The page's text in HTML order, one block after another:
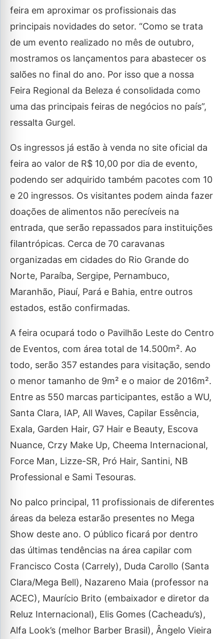
feira em aproximar os profissionais das
principais novidades do setor. “Como se trata
de um evento realizado no mês de outubro,
mostramos os lançamentos para abastecer os
salões no final do ano. Por isso que a nossa
Feira Regional da Beleza é consolidada como
uma das principais feiras de negócios no país”,
ressalta Gurgel.
Os ingressos já estão à venda no site oficial da
feira ao valor de R$ 10,00 por dia de evento,
podendo ser adquirido também pacotes com 10
e 20 ingressos. Os visitantes podem ainda fazer
doações de alimentos não perecíveis na
entrada, que serão repassados para instituições
filantrópicas. Cerca de 70 caravanas
organizadas em cidades do Rio Grande do
Norte, Paraíba, Sergipe, Pernambuco,
Maranhão, Piauí, Pará e Bahia, entre outros
estados, estão confirmadas.
A feira ocupará todo o Pavilhão Leste do Centro
de Eventos, com área total de 14.500m². Ao
todo, serão 357 estandes para visitação, sendo
o menor tamanho de 9m² e o maior de 2016m².
Entre as 550 marcas participantes, estão a WU,
Santa Clara, IAP, All Waves, Capilar Essência,
Exala, Garden Hair, G7 Hair e Beauty, Escova
Nuance, Crzy Make Up, Cheema Internacional,
Force Man, Lizze-SR, Pró Hair, Santini, NB
Professional e Sami Tesouras.
No palco principal, 11 profissionais de diferentes
áreas da beleza estarão presentes no Mega
Show deste ano. O público ficará por dentro
das últimas tendências na área capilar com
Francisco Costa (Carrely), Duda Carollo (Santa
Clara/Mega Bell), Nazareno Maia (professor na
ACEC), Maurício Brito (embaixador e diretor da
Reluz Internacional), Elis Gomes (Cacheadu’s),
Alfa Look’s (melhor Barber Brasil), Ângelo Vieira